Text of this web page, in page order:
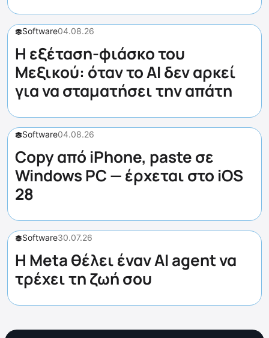
Software04.08.26
Η εξέταση-φιάσκο του
Μεξικού: όταν το AI δεν αρκεί
για να σταματήσει την απάτη
Software04.08.26
Copy από iPhone, paste σε
Windows PC — έρχεται στο iOS
28
Software30.07.26
Η Meta θέλει έναν AI agent να
τρέχει τη ζωή σου